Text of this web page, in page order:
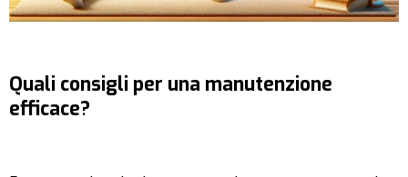
Quali consigli per una manutenzione
efficace?